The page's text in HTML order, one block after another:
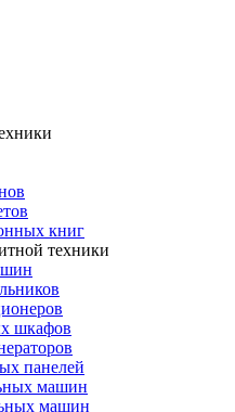
книг
техники
шкафов
панелей
машин
машин